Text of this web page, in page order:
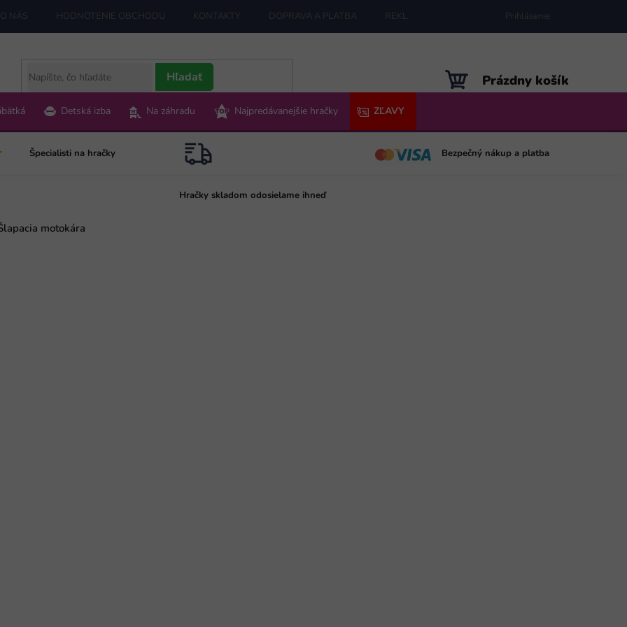
O NÁS HODNOTENIE OBCHODU KONTAKTY DOPRAVA A PLATBA REKLAMÁCIE MAPA SERVERU
Prihlásenie
Hľadať
NÁKUPNÝ
KOŠÍK
Prázdny košík
Detská izba Na záhradu Najpredávanejšie hračky ZĽAVY
Špecialisti na hračky
Hračky skladom odosielame ihneď
Bezpečný nákup a platba
motokára